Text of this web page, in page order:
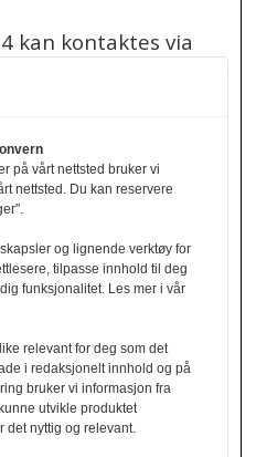
kan kontaktes via
kan du bruke
finner du vår
om cookies og
på vårt nettsted bruker vi
nettsted. Du kan reservere
og lignende verktøy for
tilpasse innhold til deg
funksjonalitet. Les mer i vår
relevant for deg som det
i redaksjonelt innhold og på
bruker vi informasjon fra
utvikle produktet
det nyttig og relevant.